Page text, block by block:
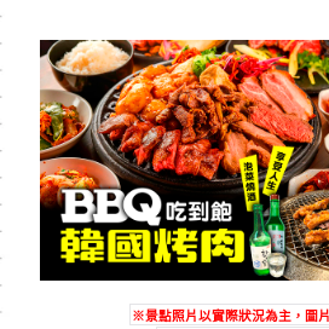
※景點照片以實際狀況為主，圖